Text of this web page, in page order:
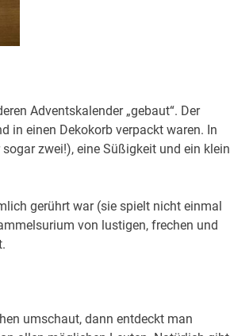
Adventskalender „gebaut“. Der
in einen Dekokorb verpackt waren. In
zwei!), eine Süßigkeit und ein
gerührt war (sie spielt nicht einmal
von lustigen, frechen und
umschaut, dann entdeckt man